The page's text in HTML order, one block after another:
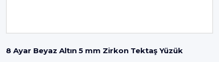
8 Ayar Beyaz Altın 5 mm Zirkon Tektaş Yüzük